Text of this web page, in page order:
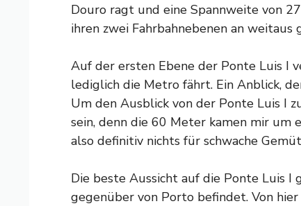
Douro ragt und eine Spannweite von
ihren zwei Fahrbahnebenen an
Auf der ersten Ebene der Ponte Luis I
lediglich die Metro fährt. Ein Anblick,
Um den Ausblick von der Ponte Luis I
sein, denn die 60 Meter kamen mir um
also definitiv nichts für schwache
Die beste Aussicht auf die Ponte Luis I
gegenüber von Porto befindet. Von